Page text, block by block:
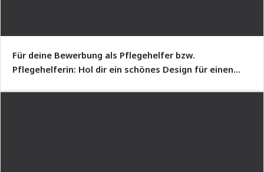
Für deine Bewerbung als Pflegehelfer bzw.
Pflegehelferin: Hol dir ein schönes Design für einen